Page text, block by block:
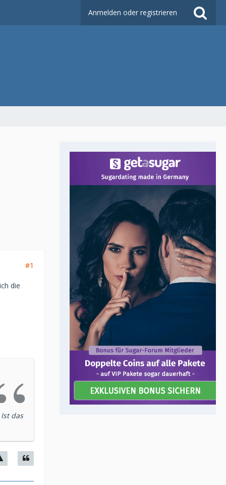
Anmelden oder registrieren
#1
die
das